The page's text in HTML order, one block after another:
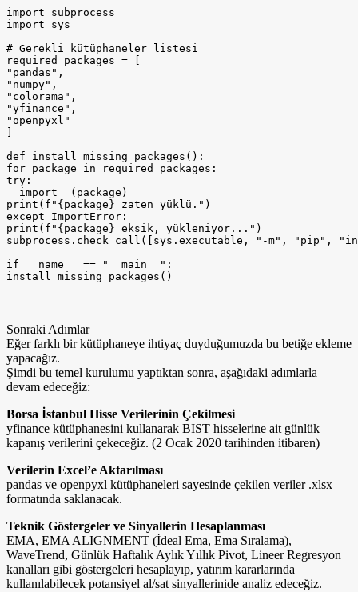
import subprocess
import sys
# Gerekli kütüphaneler listesi
required_packages = [
"pandas",
"numpy",
"colorama",
"yfinance",
"openpyxl"
def install_missing_packages():
for package in required_packages:
try:
__import__(package)
print(f"{package} zaten yüklü.")
except ImportError:
print(f"{package} eksik, yükleniyor...")
subprocess.check_call([sys.executable, "-m", "pip",
if __name__ == "__main__":
install_missing_packages()
Sonraki Adımlar
Eğer farklı bir kütüphaneye ihtiyaç duyduğumuzda bu betiğe ekleme
yapacağız.
Şimdi bu temel kurulumu yaptıktan sonra, aşağıdaki adımlarla
devam edeceğiz:
Borsa İstanbul Hisse Verilerinin Çekilmesi
yfinance kütüphanesini kullanarak BIST hisselerine ait günlük
kapanış verilerini çekeceğiz. (2 Ocak 2020 tarihinden itibaren)
Verilerin Excel’e Aktarılması
pandas ve openpyxl kütüphaneleri sayesinde çekilen veriler .xlsx
formatında saklanacak.
Teknik Göstergeler ve Sinyallerin Hesaplanması
EMA, EMA ALIGNMENT (İdeal Ema, Ema Sıralama),
WaveTrend, Günlük Haftalık Aylık Yıllık Pivot, Lineer Regresyon
kanalları gibi göstergeleri hesaplayıp, yatırım kararlarında
kullanılabilecek potansiyel al/sat sinyallerinide analiz edeceğiz.